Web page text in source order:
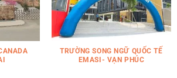
TRƯỜNG SONG NGỮ QUỐC TẾ
EMASI- VẠN PHÚC